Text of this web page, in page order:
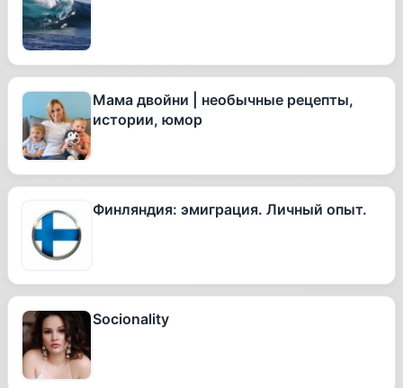
Мама двойни | необычные рецепты,
истории, юмор
Финляндия: эмиграция. Личный опыт.
Socionality